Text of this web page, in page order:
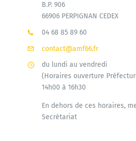
B.P. 906
66906 PERPIGNAN CEDEX
04 68 85 89 60
contact@amf66.fr
du lundi au vendredi
(Horaires ouverture
14h00 à 16h30
En dehors de ces horaires,
Secrétariat